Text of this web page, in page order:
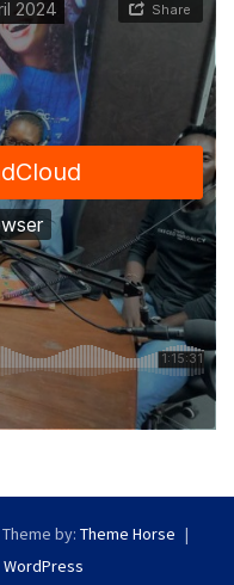
Theme by: Theme Horse
WordPress